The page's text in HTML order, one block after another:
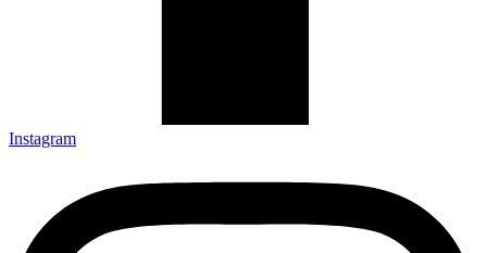
Instagram